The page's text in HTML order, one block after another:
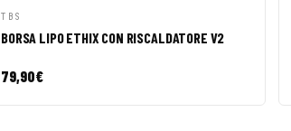
VISTA RÁPIDA
TBS
BORSA LIPO ETHIX CON RISCALDATORE V2
79,90€